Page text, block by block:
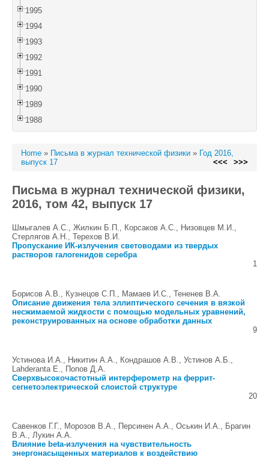
1995
1994
1993
1992
1991
1990
1989
1988
Home » Письма в журнал технической физики » Год 2016,
выпуск 17
<<< >>>
Письма в журнал технической физики,
2016, том 42, выпуск 17
Шмыгалев A.C., Жилкин Б.П., Корсаков А.С., Низовцев М.И.,
Стерлягов А.Н., Терехов В.И.
Пропускание ИК-излучения световодами из твердых
растворов галогенидов серебра
1
Борисов А.В., Кузнецов С.П., Мамаев И.С., Тененев В.А.
Описание движения тела эллиптического сечения в вязкой
несжимаемой жидкости с помощью модельных уравнений,
реконструированных на основе обработки данных
9
Устинова И.А., Никитин А.А., Кондрашов А.В., Устинов А.Б.,
Lahderanta E., Попов Д.А.
Сверхвысокочастотный интерферометр на феррит-
сегнетоэлектрической слоистой структуре
20
Савенков Г.Г., Морозов В.А., Персинен А.А., Оськин И.А., Брагин
В.А., Лукин А.А.
Влияние beta-излучения на чувствительность
энергонасыщенных материалов к воздействию